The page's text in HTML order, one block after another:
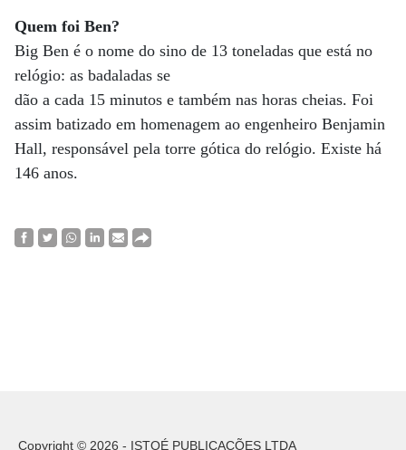
Quem foi Ben?
Big Ben é o nome do sino de 13 toneladas que está no
relógio: as badaladas se
dão a cada 15 minutos e também nas horas cheias. Foi
assim batizado em homenagem ao engenheiro Benjamin
Hall, responsável pela torre gótica do relógio. Existe há
146 anos.
Copyright © 2026 - ISTOÉ PUBLICAÇÕES LTDA